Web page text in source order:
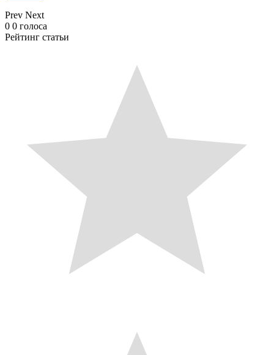
Prev Next
0 0 голоса
Рейтинг статьи